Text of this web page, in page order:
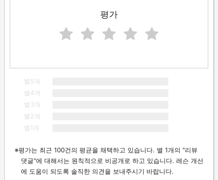
평가
별5개
별4개
별3개
별2개
별1개
평가는 최근 100건의 평균을 채택하고 있습니다. 별 1개의 "리뷰
댓글"에 대해서는 원칙적으로 비공개로 하고 있습니다. 레슨 개선
에 도움이 되도록 솔직한 의견을 보내주시기 바랍니다.